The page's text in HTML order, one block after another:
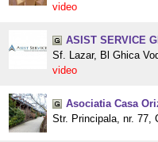
video
ASIST SERVICE
Sf. Lazar, Bl Ghica
video
Asociatia Casa
Str. Principala, nr. 77,